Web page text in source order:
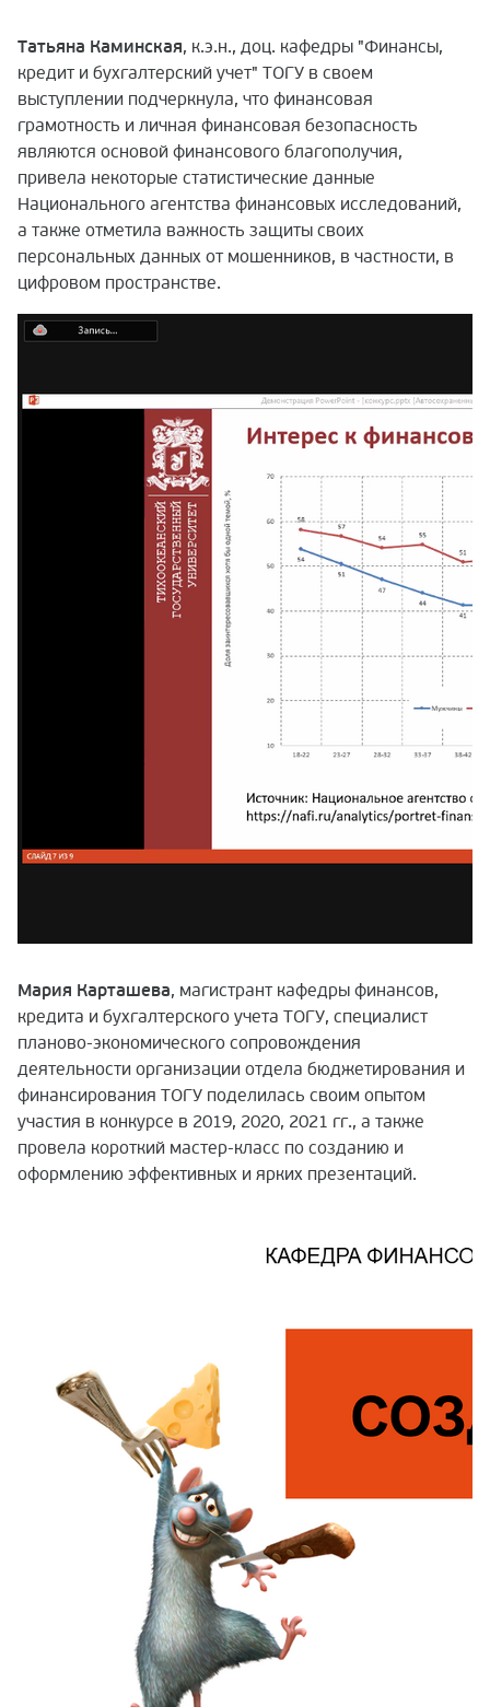
Татьяна Каминская, к.э.н., доц. кафедры "Финансы,
кредит и бухгалтерский учет" ТОГУ в своем
выступлении подчеркнула, что финансовая
грамотность и личная финансовая безопасность
являются основой финансового благополучия,
привела некоторые статистические данные
Национального агентства финансовых исследований,
а также отметила важность защиты своих
персональных данных от мошенников, в частности, в
цифровом пространстве.
Мария Карташева, магистрант кафедры финансов,
кредита и бухгалтерского учета ТОГУ, специалист
планово-экономического сопровождения
деятельности организации отдела бюджетирования и
финансирования ТОГУ поделилась своим опытом
участия в конкурсе в 2019, 2020, 2021 гг., а также
провела короткий мастер-класс по созданию и
оформлению эффективных и ярких презентаций.